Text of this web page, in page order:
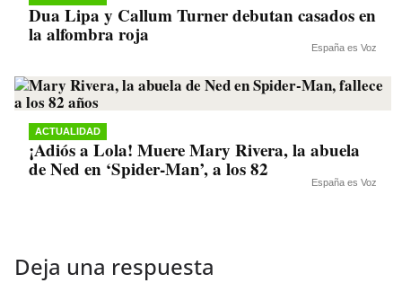
Dua Lipa y Callum Turner debutan casados en
la alfombra roja
España es Voz
ACTUALIDAD
¡Adiós a Lola! Muere Mary Rivera, la abuela
de Ned en ‘Spider-Man’, a los 82
España es Voz
Deja una respuesta